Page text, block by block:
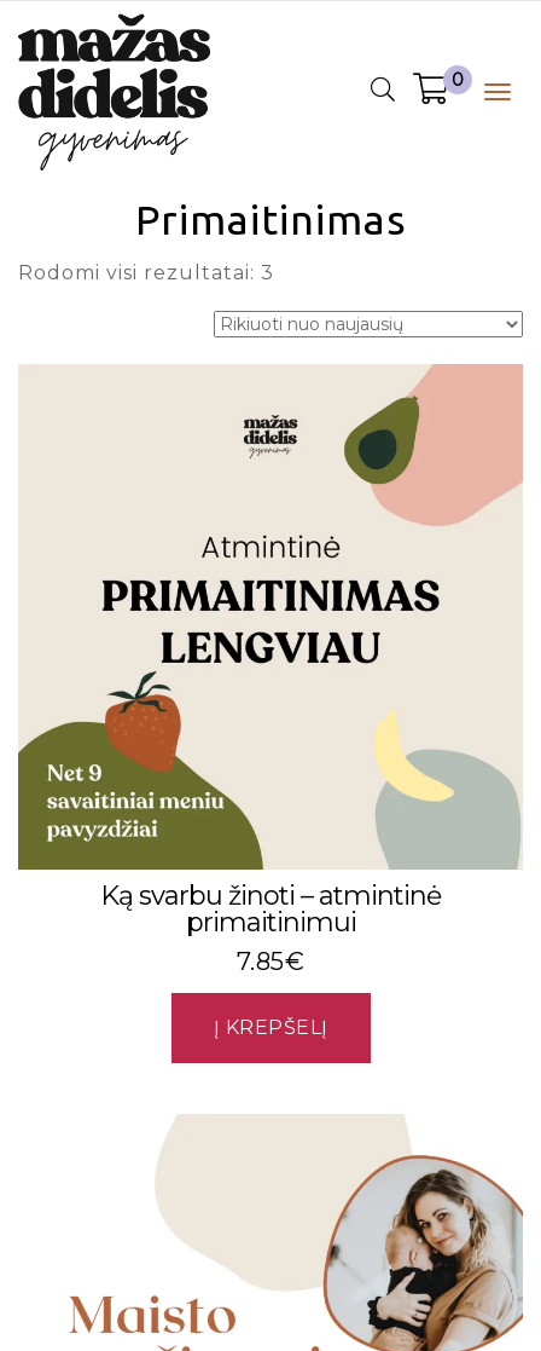
0
Primaitinimas
Rodomi visi rezultatai: 3
Ką svarbu žinoti – atmintinė
primaitinimui
7.85€
Į KREPŠELĮ